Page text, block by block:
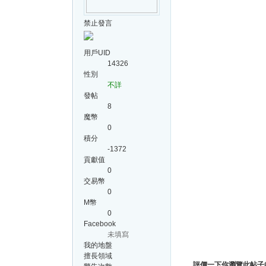
禁止發言
用戶UID
14326
性別
不詳
發帖
8
魔幣
0
積分
-1372
貢獻值
0
交易幣
0
M幣
0
Facebook
未填寫
我的地盤
擅長領域